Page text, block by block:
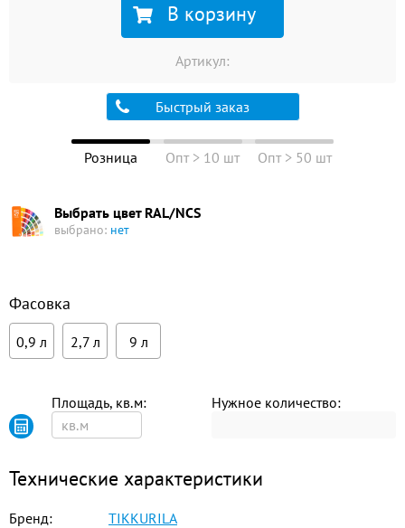
В корзину
Артикул:
Быстрый заказ
Розница Опт > 10 шт Опт > 50 шт
Выбрать цвет RAL/NCS
выбрано: нет
Фасовка
0,9 л 2,7 л 9 л
Площадь, кв.м: Нужное количество:
Технические характеристики
Бренд:
TIKKURILA